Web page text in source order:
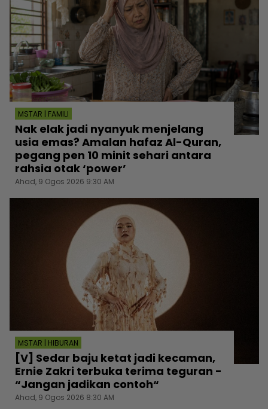
MSTAR | FAMILI
Nak elak jadi nyanyuk menjelang
usia emas? Amalan hafaz Al-Quran,
pegang pen 10 minit sehari antara
rahsia otak ‘power’
Ahad, 9 Ogos 2026 9:30 AM
MSTAR | HIBURAN
[V] Sedar baju ketat jadi kecaman,
Ernie Zakri terbuka terima teguran -
“Jangan jadikan contoh“
Ahad, 9 Ogos 2026 8:30 AM